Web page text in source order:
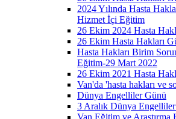
2024 Yılında Hasta
Hizmet İçi Eğitim
26 Ekim 2024 Hasta
26 Ekim Hasta Hakları
Hasta Hakları Birim
Eğitim-29 Mart 2022
26 Ekim 2021 Hasta
Van'da 'hasta hakları ve
Dünya Engelliler Günü
3 Aralık Dünya
Van Eğitim ve